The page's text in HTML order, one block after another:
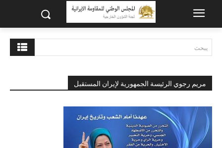
يبحث
مريم رجوي الرئيسة الجمهورية لإيران المستقبل